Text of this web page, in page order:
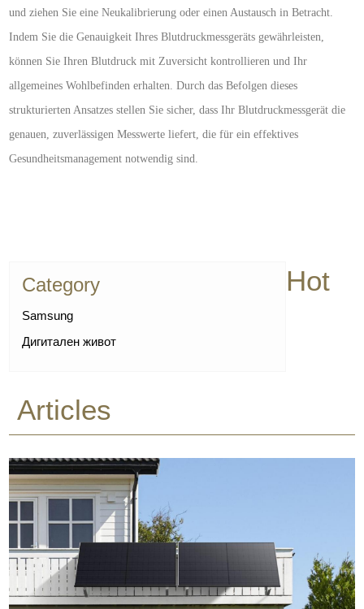
und ziehen Sie eine Neukalibrierung oder einen Austausch in Betracht.
Indem Sie die Genauigkeit Ihres Blutdruckmessgeräts gewährleisten,
können Sie Ihren Blutdruck mit Zuversicht kontrollieren und Ihr
allgemeines Wohlbefinden erhalten. Durch das Befolgen dieses
strukturierten Ansatzes stellen Sie sicher, dass Ihr Blutdruckmessgerät die
genauen, zuverlässigen Messwerte liefert, die für ein effektives
Gesundheitsmanagement notwendig sind.
Category
Samsung
Дигитален живот
Hot
Articles